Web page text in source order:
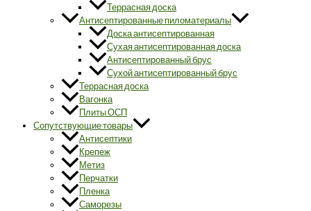
Террасная доска
Антисептированные пиломатериалы
Доска антисептированная
Сухая антисептированная доска
Антисептированный брус
Сухой антисептированный брус
Террасная доска
Вагонка
Плиты ОСП
Сопутствующие товары
Антисептики
Крепеж
Метиз
Перчатки
Пленка
Саморезы